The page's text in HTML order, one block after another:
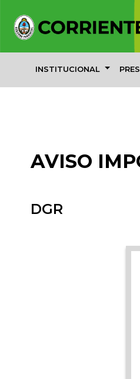
INSTITUCIONAL
AVISO
DGR